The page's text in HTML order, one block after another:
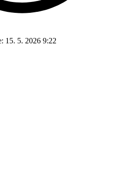
15. 5. 2026 9:22